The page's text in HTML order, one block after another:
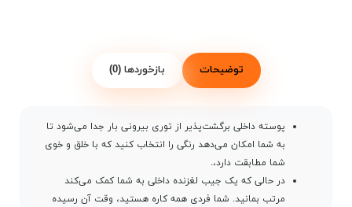
توضیحات بازخوردها (0)
پوسته داخلی برگشت‌پذیر از توری بیرونی بار جدا می‌شود تا
به شما امکان می‌دهد رنگی را انتخاب کنید که با خلق و خوی
شما مطابقت دارد،.
در حالی که یک جیب لغزنده داخلی به شما کمک می‌کند
مرتب بمانید. شما فردی همه کاره هستید، وقت آن رسیده